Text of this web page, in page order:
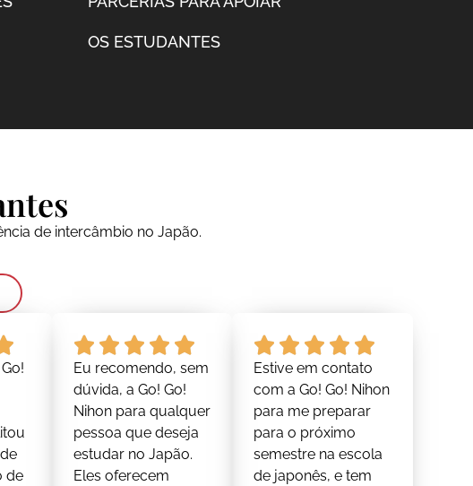
OS ESTUDANTES
de intercâmbio no Japão.
de
Eu recomendo, sem
dúvida, a Go! Go!
Nihon para qualquer
pessoa que deseja
estudar no Japão.
Eles oferecem
Estive em contato
com a Go! Go! Nihon
para me preparar
para o próximo
semestre na escola
de japonês, e tem